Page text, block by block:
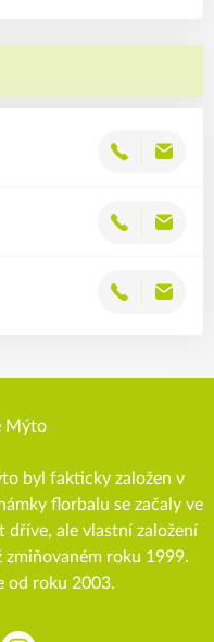
byl fakticky založen v
florbalu se začaly ve
ale vlastní založení
roku 1999.
od roku 2003.